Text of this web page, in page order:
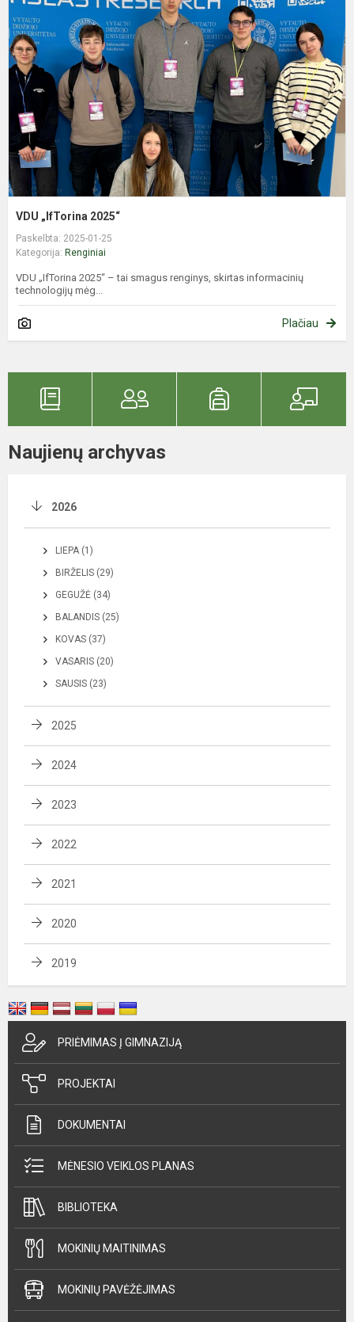
VDU „IfTorina 2025“
Paskelbta: 2025-01-25
Kategorija: Renginiai
VDU „IfTorina 2025“ – tai smagus renginys, skirtas informacinių
technologijų mėg...
Plačiau
Naujienų archyvas
2026
LIEPA (1)
BIRŽELIS (29)
GEGUŽĖ (34)
BALANDIS (25)
KOVAS (37)
VASARIS (20)
SAUSIS (23)
2025
2024
2023
2022
2021
2020
2019
PRIĖMIMAS Į GIMNAZIJĄ
PROJEKTAI
DOKUMENTAI
MĖNESIO VEIKLOS PLANAS
BIBLIOTEKA
MOKINIŲ MAITINIMAS
MOKINIŲ PAVĖŽĖJIMAS